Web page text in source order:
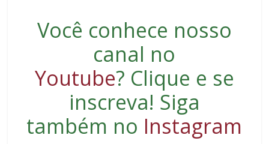
Você conhece nosso
canal no
Youtube? Clique e se
inscreva! Siga
também no Instagram